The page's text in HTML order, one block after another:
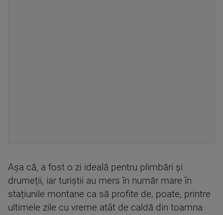
Așa că, a fost o zi ideală pentru plimbări și
drumeții, iar turiștii au mers în număr mare în
stațiunile montane ca să profite de, poate, printre
ultimele zile cu vreme atât de caldă din toamna